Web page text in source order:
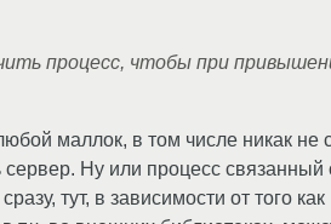
процесс, чтобы при
маллок, в том числе никак не
сервер. Ну или процесс
тут, в зависимости от того